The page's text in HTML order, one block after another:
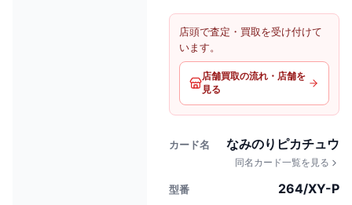
店頭で査定・買取を受け付けて
います。
店舗買取の流れ・店舗を
見る
カード名 なみのりピカチュウ
同名カード一覧を見る
型番 264/XY-P